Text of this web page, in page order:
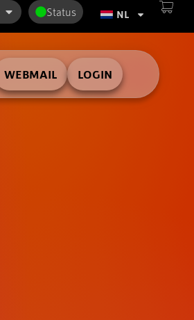
Status NL
WEBMAIL LOGIN